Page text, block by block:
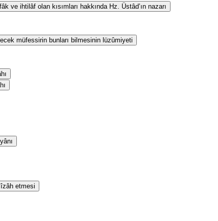
ve ihtilâf olan kısımları hakkında Hz. Üstâd’ın nazarı
müfessirin bunları bilmesinin lüzûmiyeti
etmesi